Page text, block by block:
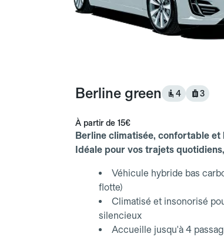
Berline green 4 3
À partir de 15€
Berline climatisée, confortable et
Idéale pour vos trajets
Véhicule hybride bas
flotte)
Climatisé et insonorisé
silencieux
Accueille jusqu'à 4